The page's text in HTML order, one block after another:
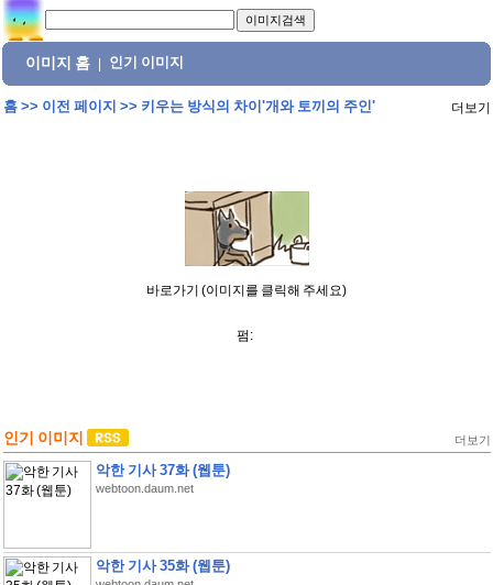
이미지 홈 인기 이미지
홈>> 이전 페이지 >> 키우는 방식의 차이'개와 토끼의 주인' 더보기
바로가기 (이미지를 클릭해 주세요)
펌:
인기 이미지 더보기
악한 기사 37화 (웹툰)
webtoon.daum.net
악한 기사 35화 (웹툰)